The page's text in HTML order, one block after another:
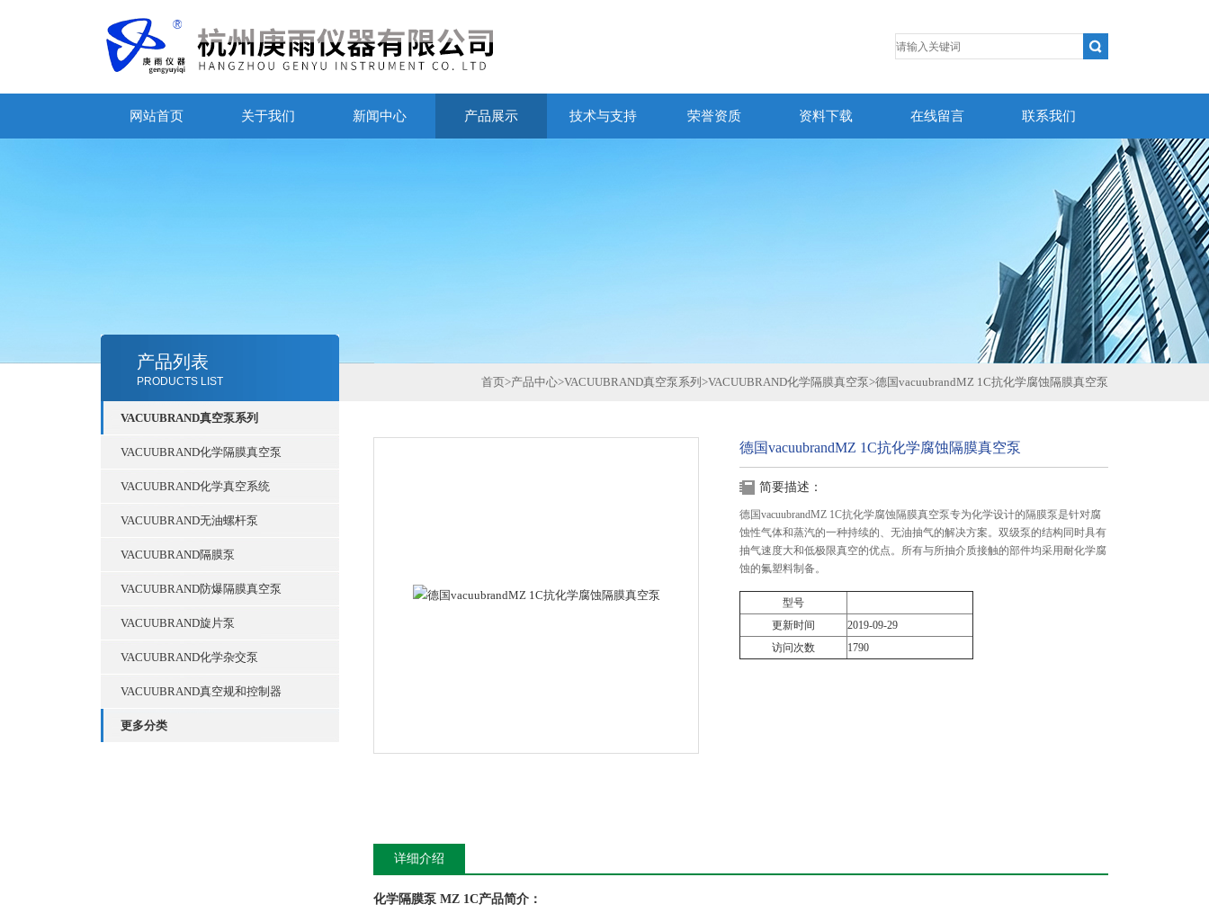
网站首页 关于我们 新闻中心 产品展示 技术与支持 荣誉资质 资料下载 在线留言 联系我们
产品列表
PRODUCTS LIST
VACUUBRAND真空泵系列
VACUUBRAND化学隔膜真空泵
VACUUBRAND化学真空系统
VACUUBRAND无油螺杆泵
VACUUBRAND隔膜泵
VACUUBRAND防爆隔膜真空泵
VACUUBRAND旋片泵
VACUUBRAND化学杂交泵
VACUUBRAND真空规和控制器
更多分类
首页>产品中心>VACUUBRAND真空泵系列 >VACUUBRAND化学隔膜真空泵>德国vacuubrandMZ 1C抗化学腐蚀隔膜真空泵
德国vacuubrandMZ 1C抗化学腐蚀隔膜真空泵
简要描述：
德国vacuubrandMZ 1C抗化学腐蚀隔膜真空泵专为化学设计的隔膜泵是针对腐
蚀性气体和蒸汽的一种持续的、无油抽气的解决方案。双级泵的结构同时具有
抽气速度大和低极限真空的优点。所有与所抽介质接触的部件均采用耐化学腐
蚀的氟塑料制备。
型号
更新时间
2019-09-29
访问次数
1790
详细介绍
化学隔膜泵 MZ 1C产品简介：